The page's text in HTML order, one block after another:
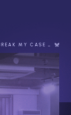
MY CASE